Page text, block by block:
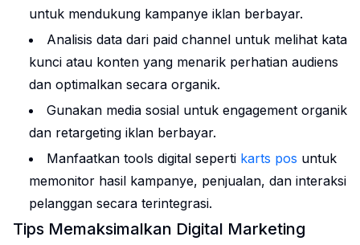
untuk mendukung kampanye iklan berbayar.
Analisis data dari paid channel untuk melihat kata
kunci atau konten yang menarik perhatian audiens
dan optimalkan secara organik.
Gunakan media sosial untuk engagement organik
dan retargeting iklan berbayar.
Manfaatkan tools digital seperti karts pos untuk
memonitor hasil kampanye, penjualan, dan interaksi
pelanggan secara terintegrasi.
Tips Memaksimalkan Digital Marketing